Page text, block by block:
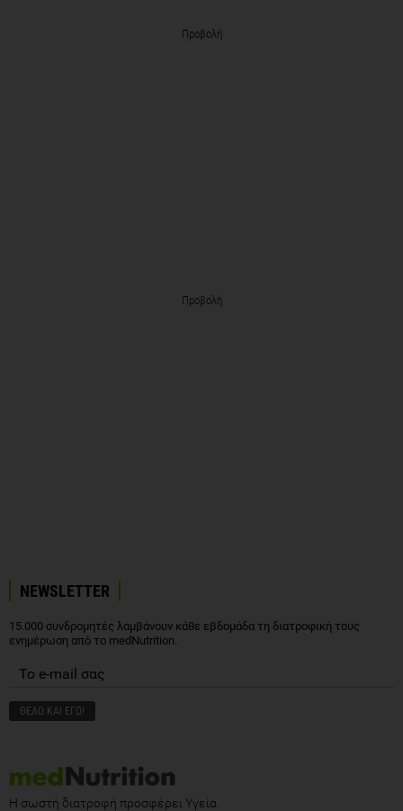
Προβολή
Προβολή
NEWSLETTER
15.000 συνδρομητές λαμβάνουν κάθε εβδομάδα τη διατροφική τους
ενημέρωση από το medNutrition.
Η σωστή διατροφή προσφέρει Υγεία